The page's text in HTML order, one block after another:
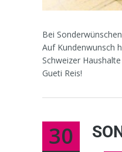
Bei
Auf Kundenwunsch
Schweizer
Gueti Reis!
30